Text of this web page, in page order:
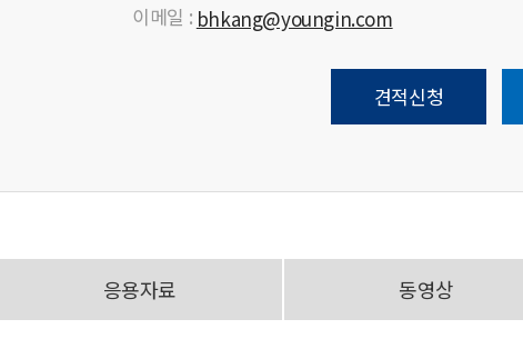
이메일 : bhkang@youngin.com
견적신청
응용자료 동영상